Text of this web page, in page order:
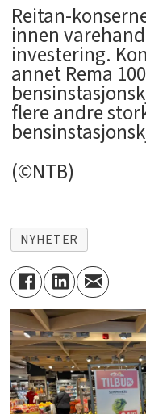
Reitan-
innen
investering.
annet Rema
flere andre
(©NTB)
NYHETER